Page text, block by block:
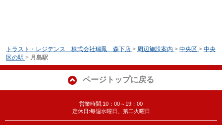
トラスト・レジデンス 株式会社瑞鳳 森下店 > 周辺施設案内 > 中央区 > 中央
区の駅 > 月島駅
ページトップに戻る
営業時間:10：00～19：00
定休日:毎週水曜日、第二火曜日